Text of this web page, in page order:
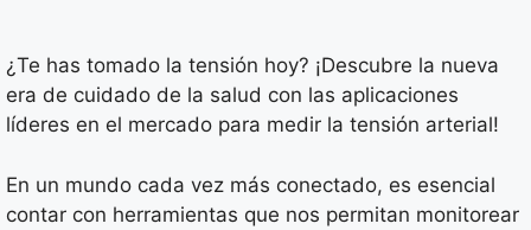
¿Te has tomado la tensión hoy? ¡Descubre la nueva
era de cuidado de la salud con las aplicaciones
líderes en el mercado para medir la tensión arterial!
En un mundo cada vez más conectado, es esencial
contar con herramientas que nos permitan monitorear